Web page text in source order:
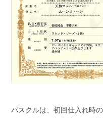
パスクルは、初回仕入れ時